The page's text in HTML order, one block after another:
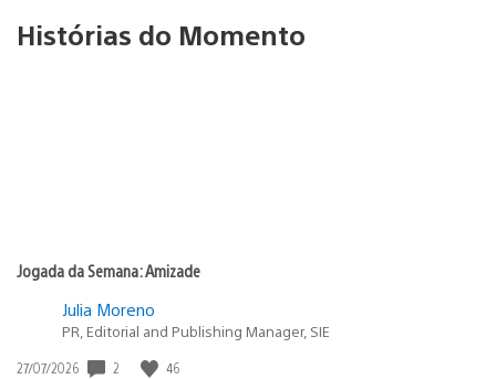
Histórias do Momento
Jogada da Semana: Amizade
Julia Moreno
PR, Editorial and Publishing Manager, SIE
Data
27/07/2026 2 46